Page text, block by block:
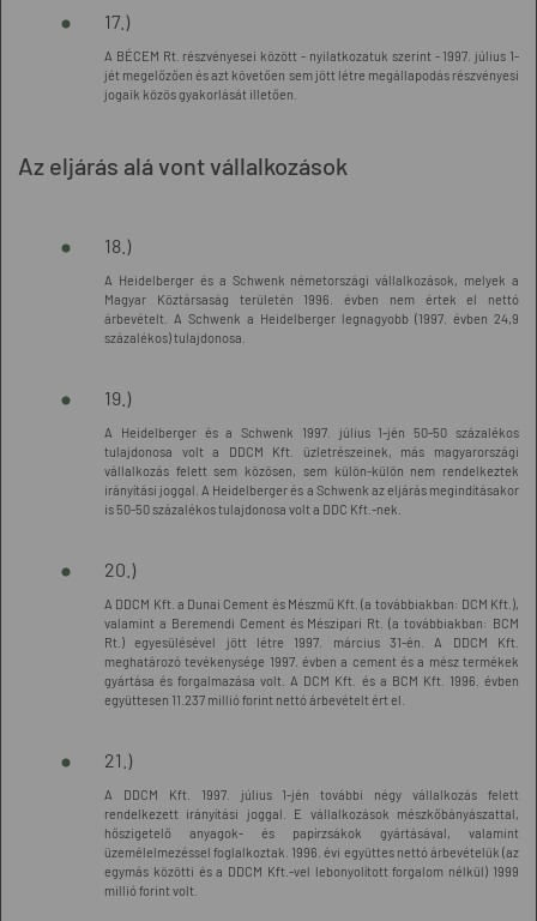
17.)
A BÉCEM Rt. részvényesei között - nyilatkozatuk szerint - 1997. július 1-
jét megelőzően és azt követően sem jött létre megállapodás részvényesi
jogaik közös gyakorlását illetően.
Az eljárás alá vont vállalkozások
18.)
A Heidelberger és a Schwenk németországi vállalkozások, melyek a
Magyar Köztársaság területén 1996. évben nem értek el nettó
árbevételt. A Schwenk a Heidelberger legnagyobb (1997. évben 24,9
százalékos) tulajdonosa.
19.)
A Heidelberger és a Schwenk 1997. július 1-jén 50-50 százalékos
tulajdonosa volt a DDCM Kft. üzletrészeinek, más magyarországi
vállalkozás felett sem közösen, sem külön-külön nem rendelkeztek
irányítási joggal. A Heidelberger és a Schwenk az eljárás megindításakor
is 50-50 százalékos tulajdonosa volt a DDC Kft.-nek.
20.)
A DDCM Kft. a Dunai Cement és Mészmű Kft. (a továbbiakban: DCM Kft.),
valamint a Beremendi Cement és Mészipari Rt. (a továbbiakban: BCM
Rt.) egyesülésével jött létre 1997. március 31-én. A DDCM Kft.
meghatározó tevékenysége 1997. évben a cement és a mész termékek
gyártása és forgalmazása volt. A DCM Kft. és a BCM Kft. 1996. évben
együttesen 11.237 millió forint nettó árbevételt ért el.
21.)
A DDCM Kft. 1997. július 1-jén további négy vállalkozás felett
rendelkezett irányítási joggal. E vállalkozások mészkőbányászattal,
hőszigetelő anyagok- és papírzsákok gyártásával, valamint
üzemélelmezéssel foglalkoztak. 1996. évi együttes nettó árbevételük (az
egymás közötti és a DDCM Kft.-vel lebonyolított forgalom nélkül) 1999
millió forint volt.